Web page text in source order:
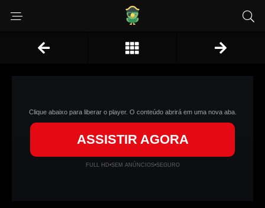
Clique abaixo para liberar o player. O conteúdo abrirá em uma nova aba.
ASSISTIR AGORA
FULL HD•SEM ANÚNCIOS•SEGURO